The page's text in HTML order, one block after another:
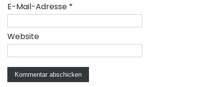
E-Mail-Adresse *
Website